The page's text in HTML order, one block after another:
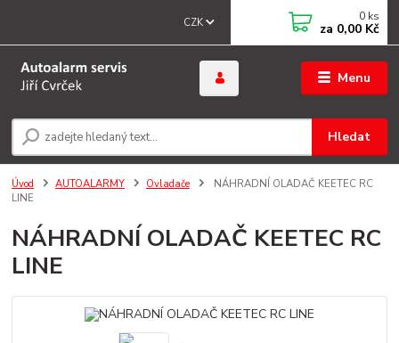
Menu
CZK
Hledat
0 ks
za 0,00 Kč
Úvod AUTOALARMY Ovladače
NÁHRADNÍ OLADAČ KEETEC RC
LINE
NÁHRADNÍ OLADAČ KEETEC RC
LINE